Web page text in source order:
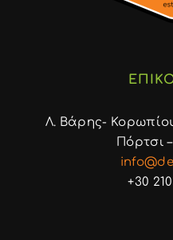
Λ. Βάρης-
Πόρτσι
+30